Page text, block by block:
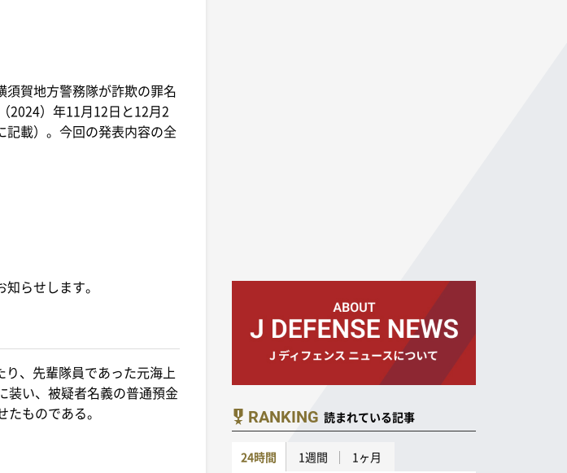
賀地方警務隊が詐欺の罪名
2024）年11月12日と12月2
記載）。今回の発表内容の全
らせします。
、先輩隊員であった元海上
装い、被疑者名義の普通預金
ものである。
RANKING 読まれている記事
24時間 1週間 1ヶ月